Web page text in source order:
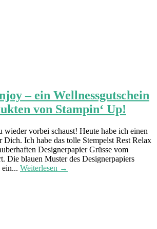
– ein Wellnessgutschein
von Stampin‘ Up!
vorbei schaust! Heute habe ich einen
Dich. Ich habe das tolle Stempelst Rest Relax
Designerpapier Grüsse vom
Die blauen Muster des Designerpapiers
ein... Weiterlesen →